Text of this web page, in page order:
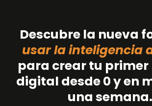
Descubre la nueva
usar la inteligencia
para crear tu primer
digital desde 0 y en
una semana.